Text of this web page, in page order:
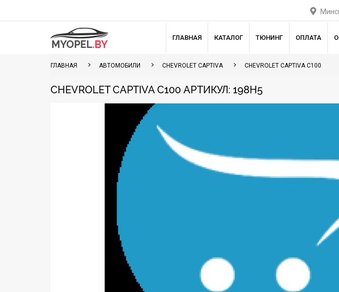
ГЛАВНАЯ КАТАЛОГ ТЮНИНГ ОПЛАТА
ГЛАВНАЯ АВТОМОБИЛИ CHEVROLET CAPTIVA CHEVROLET CAPTIVA C100
CHEVROLET CAPTIVA C100 АРТИКУЛ: 198H5